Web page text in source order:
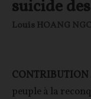
suicide
Louis HOANG
peuple à la